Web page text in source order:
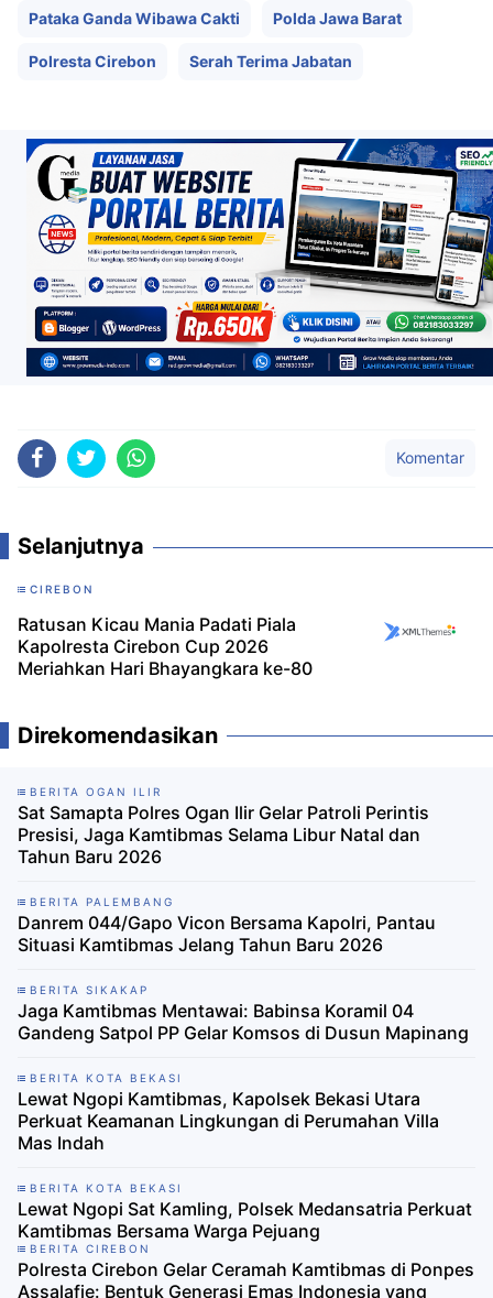
Pataka Ganda Wibawa Cakti Polda Jawa Barat
Polresta Cirebon Serah Terima Jabatan
Komentar
Selanjutnya
CIREBON
Ratusan Kicau Mania Padati Piala
Kapolresta Cirebon Cup 2026
Meriahkan Hari Bhayangkara ke-80
Direkomendasikan
BERITA OGAN ILIR
Sat Samapta Polres Ogan Ilir Gelar Patroli Perintis
Presisi, Jaga Kamtibmas Selama Libur Natal dan
Tahun Baru 2026
BERITA PALEMBANG
Danrem 044/Gapo Vicon Bersama Kapolri, Pantau
Situasi Kamtibmas Jelang Tahun Baru 2026
BERITA SIKAKAP
Jaga Kamtibmas Mentawai: Babinsa Koramil 04
Gandeng Satpol PP Gelar Komsos di Dusun Mapinang
BERITA KOTA BEKASI
Lewat Ngopi Kamtibmas, Kapolsek Bekasi Utara
Perkuat Keamanan Lingkungan di Perumahan Villa
Mas Indah
BERITA KOTA BEKASI
Lewat Ngopi Sat Kamling, Polsek Medansatria Perkuat
Kamtibmas Bersama Warga Pejuang
BERITA CIREBON
Polresta Cirebon Gelar Ceramah Kamtibmas di Ponpes
Assalafie: Bentuk Generasi Emas Indonesia yang